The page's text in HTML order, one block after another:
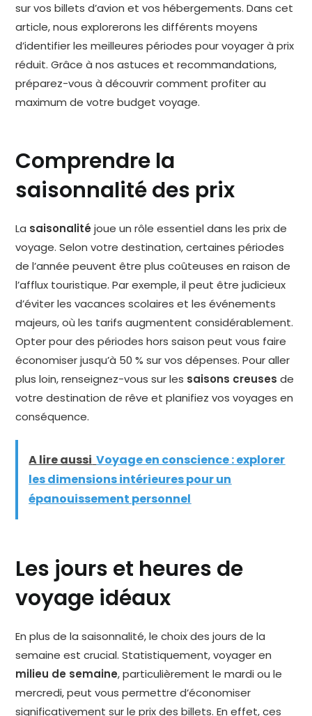
sur vos billets d’avion et vos hébergements. Dans cet
article, nous explorerons les différents moyens
d’identifier les meilleures périodes pour voyager à prix
réduit. Grâce à nos astuces et recommandations,
préparez-vous à découvrir comment profiter au
maximum de votre budget voyage.
Comprendre la
saisonnalité des prix
La saisonalité joue un rôle essentiel dans les prix de
voyage. Selon votre destination, certaines périodes
de l’année peuvent être plus coûteuses en raison de
l’afflux touristique. Par exemple, il peut être judicieux
d’éviter les vacances scolaires et les événements
majeurs, où les tarifs augmentent considérablement.
Opter pour des périodes hors saison peut vous faire
économiser jusqu’à 50 % sur vos dépenses. Pour aller
plus loin, renseignez-vous sur les saisons creuses de
votre destination de rêve et planifiez vos voyages en
conséquence.
A lire aussi Voyage en conscience : explorer
les dimensions intérieures pour un
épanouissement personnel
Les jours et heures de
voyage idéaux
En plus de la saisonnalité, le choix des jours de la
semaine est crucial. Statistiquement, voyager en
milieu de semaine, particulièrement le mardi ou le
mercredi, peut vous permettre d’économiser
significativement sur le prix des billets. En effet, ces